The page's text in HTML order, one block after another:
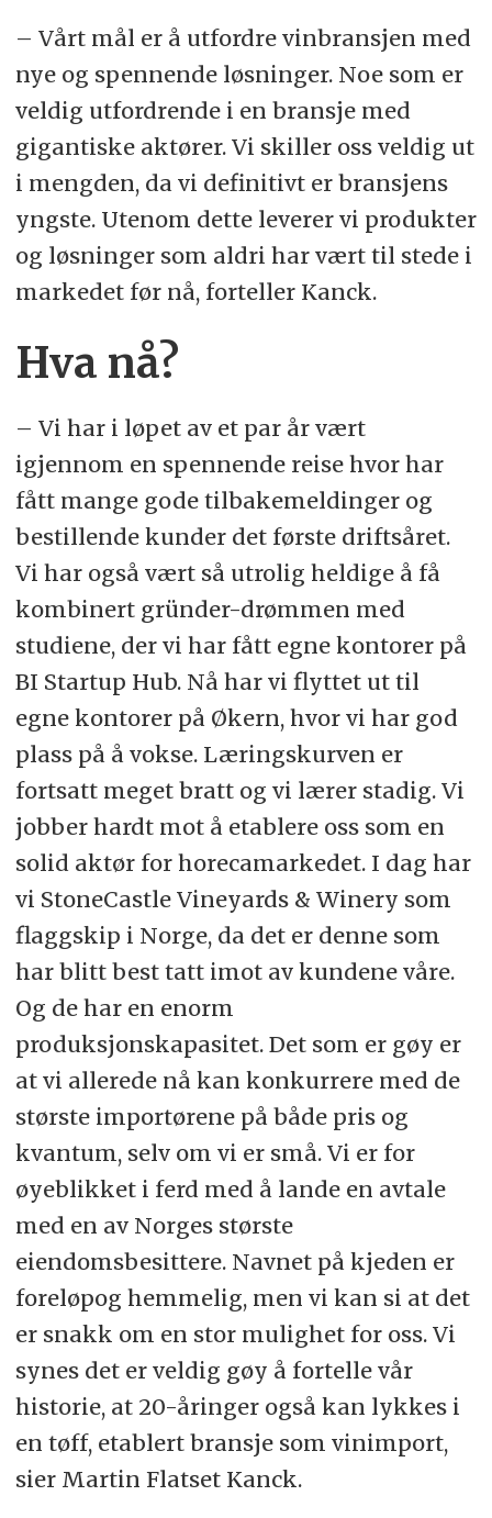
– Vårt mål er å utfordre vinbransjen med
nye og spennende løsninger. Noe som er
veldig utfordrende i en bransje med
gigantiske aktører. Vi skiller oss veldig ut
i mengden, da vi definitivt er bransjens
yngste. Utenom dette leverer vi produkter
og løsninger som aldri har vært til stede i
markedet før nå, forteller Kanck.
Hva nå?
– Vi har i løpet av et par år vært
igjennom en spennende reise hvor har
fått mange gode tilbakemeldinger og
bestillende kunder det første driftsåret.
Vi har også vært så utrolig heldige å få
kombinert gründer-drømmen med
studiene, der vi har fått egne kontorer på
BI Startup Hub. Nå har vi flyttet ut til
egne kontorer på Økern, hvor vi har god
plass på å vokse. Læringskurven er
fortsatt meget bratt og vi lærer stadig. Vi
jobber hardt mot å etablere oss som en
solid aktør for horecamarkedet. I dag har
vi StoneCastle Vineyards & Winery som
flaggskip i Norge, da det er denne som
har blitt best tatt imot av kundene våre.
Og de har en enorm
produksjonskapasitet. Det som er gøy er
at vi allerede nå kan konkurrere med de
største importørene på både pris og
kvantum, selv om vi er små. Vi er for
øyeblikket i ferd med å lande en avtale
med en av Norges største
eiendomsbesittere. Navnet på kjeden er
foreløpog hemmelig, men vi kan si at det
er snakk om en stor mulighet for oss. Vi
synes det er veldig gøy å fortelle vår
historie, at 20-åringer også kan lykkes i
en tøff, etablert bransje som vinimport,
sier Martin Flatset Kanck.